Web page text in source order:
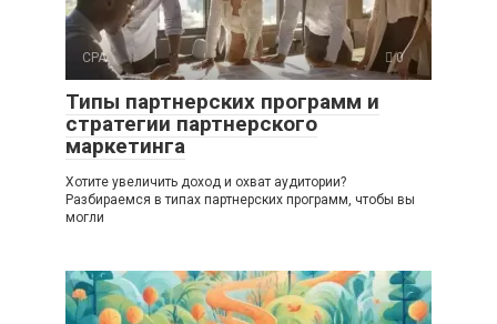
CPA 0
Типы партнерских программ и
стратегии партнерского
маркетинга
Хотите увеличить доход и охват аудитории?
Разбираемся в типах партнерских программ, чтобы вы
могли